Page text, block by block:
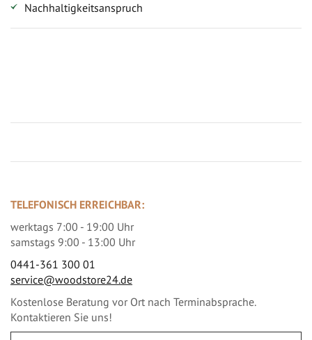
Nachhaltigkeitsanspruch
TELEFONISCH ERREICHBAR:
werktags 7:00 - 19:00 Uhr
samstags 9:00 - 13:00 Uhr
0441-361 300 01
service@woodstore24.de
Kostenlose Beratung vor Ort nach Terminabsprache.
Kontaktieren Sie uns!